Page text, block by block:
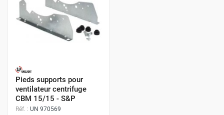
Pieds supports pour
ventilateur centrifuge
CBM 15/15 - S&P
Réf. : UN 970569